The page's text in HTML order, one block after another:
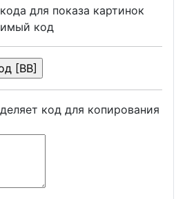
для показа картинок
код
код для копирования